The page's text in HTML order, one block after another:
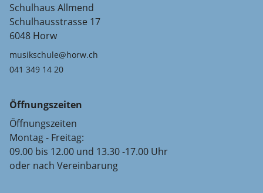
Schulhaus Allmend
Schulhausstrasse 17
6048 Horw
musikschule@horw.ch
041 349 14 20
Öffnungszeiten
Öffnungszeiten
Montag - Freitag:
09.00 bis 12.00 und 13.30 -17.00 Uhr
oder nach Vereinbarung